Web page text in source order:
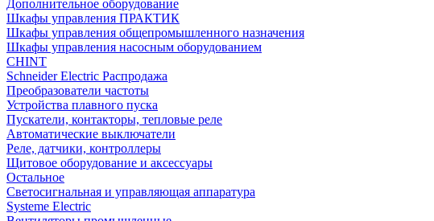
Дополнительное оборудование
Шкафы управления ПРАКТИК
Шкафы управления общепромышленного назначения
Шкафы управления насосным оборудованием
CHINT
Schneider Electric Распродажа
Преобразователи частоты
Устройства плавного пуска
Пускатели, контакторы, тепловые реле
Автоматические выключатели
Реле, датчики, контроллеры
Щитовое оборудование и аксессуары
Остальное
Светосигнальная и управляющая аппаратура
Systeme Electric